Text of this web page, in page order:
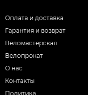
Оплата и доставка
Гарантия и возврат
Веломастерская
Велопрокат
О нас
Контакты
Политика